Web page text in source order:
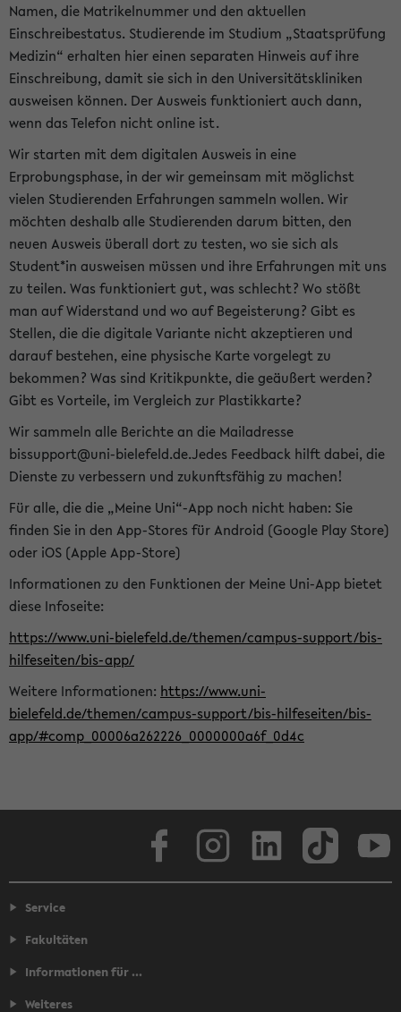
Namen, die Matrikelnummer und den aktuellen
Einschreibestatus. Studierende im Studium „Staatsprüfung
Medizin“ erhalten hier einen separaten Hinweis auf ihre
Einschreibung, damit sie sich in den Universitätskliniken
ausweisen können. Der Ausweis funktioniert auch dann,
wenn das Telefon nicht online ist.
Wir starten mit dem digitalen Ausweis in eine
Erprobungsphase, in der wir gemeinsam mit möglichst
vielen Studierenden Erfahrungen sammeln wollen. Wir
möchten deshalb alle Studierenden darum bitten, den
neuen Ausweis überall dort zu testen, wo sie sich als
Student*in ausweisen müssen und ihre Erfahrungen mit uns
zu teilen. Was funktioniert gut, was schlecht? Wo stößt
man auf Widerstand und wo auf Begeisterung? Gibt es
Stellen, die die digitale Variante nicht akzeptieren und
darauf bestehen, eine physische Karte vorgelegt zu
bekommen? Was sind Kritikpunkte, die geäußert werden?
Gibt es Vorteile, im Vergleich zur Plastikkarte?
Wir sammeln alle Berichte an die Mailadresse
bissupport@uni-bielefeld.de.Jedes Feedback hilft dabei, die
Dienste zu verbessern und zukunftsfähig zu machen!
Für alle, die die „Meine Uni“-App noch nicht haben: Sie
finden Sie in den App-Stores für Android (Google Play Store)
oder iOS (Apple App-Store)
Informationen zu den Funktionen der Meine Uni-App bietet
diese Infoseite:
https://www.uni-bielefeld.de/themen/campus-support/bis-
hilfeseiten/bis-app/
Weitere Informationen: https://www.uni-
bielefeld.de/themen/campus-support/bis-hilfeseiten/bis-
app/#comp_00006a262226_0000000a6f_0d4c
Service
Fakultäten
Informationen für ...
Weiteres